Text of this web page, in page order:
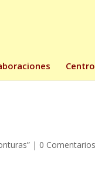
| 0 Comentarios